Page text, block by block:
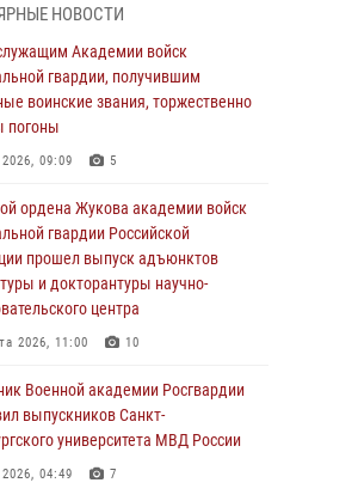
погоны
09:09 5
академии Росгвардии оглашены
сборов 2026 года
14:49 7
академия информирует!
04:51
Военной академии войск
гвардии принял участие в
встрече в Иверском
09:41 6
по стрельбе: точность, тактика,
НОВОСТИ
Академии войск
гвардии, получившим
воинские звания, торжественно
погоны
09:09 5
ордена Жукова академии войск
гвардии Российской
прошел выпуск адъюнктов
и докторантуры научно-
центра
2026, 11:00 10
Военной академии Росгвардии
выпускников Санкт-
университета МВД России
04:49 7